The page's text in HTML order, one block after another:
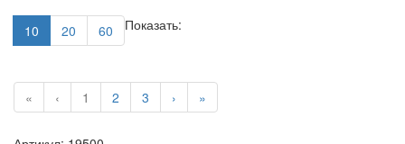
Показать:
10 20 60
« ‹ 1 2 3 › »